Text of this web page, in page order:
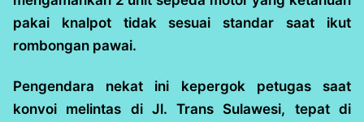
pakai knalpot tidak sesuai standar saat ikut
rombongan pawai.
Pengendara nekat ini kepergok petugas saat
konvoi melintas di Jl. Trans Sulawesi, tepat di